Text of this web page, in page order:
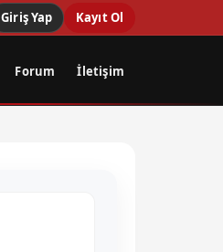
Giriş Yap Kayıt Ol
Forum İletişim